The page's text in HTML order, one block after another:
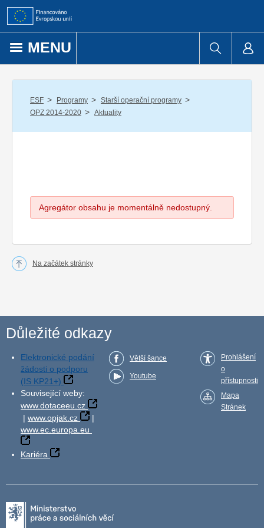
Přejít k obsahu
MENU
ESF / Programy / Starší operační programy /
OPZ 2014-2020 / Aktuality
Agregátor obsahu je momentálně nedostupný.
Na začátek stránky
Důležité odkazy
Elektronické podání
žádosti o podporu
(IS KP21+)
Související weby:
www.dotaceeu.cz
| www.opjak.cz
|
www.ec.europa.eu
Kariéra
Větší šance
Youtube
Prohlášení
o
přístupnosti
Mapa
Stránek